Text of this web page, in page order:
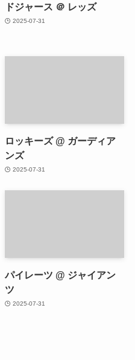
ドジャース ＠ レッズ
2025-07-31
ロッキーズ @ ガーディア
ンズ
2025-07-31
パイレーツ @ ジャイアン
ツ
2025-07-31